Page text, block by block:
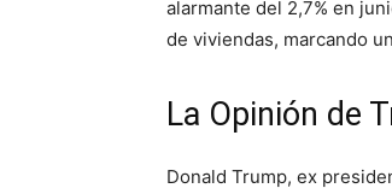
alarmante del 2,7% en
de viviendas, marcando
La Opinión de
Donald Trump, ex